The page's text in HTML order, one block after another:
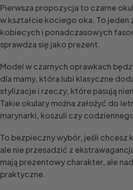
Pierwsza propozycja to czarne
w kształcie kociego oka. To jeden
kobiecych i ponadczasowych
sprawdza się jako prezent.
Model w czarnych oprawkach
dla mamy, która lubi klasyczne
stylizacje i rzeczy, które pasują
Takie okulary można założyć do
marynarki, koszuli czy
To bezpieczny wybór, jeśli chcesz
ale nie przesadzić z
mają prezentowy charakter, ale
praktyczne.